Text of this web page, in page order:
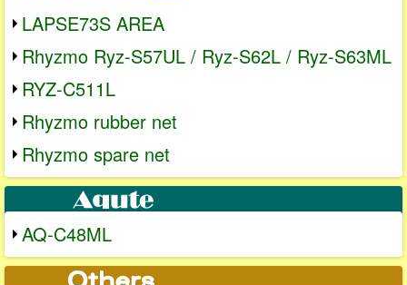
LAPSE73S AREA
Rhyzmo Ryz-S57UL / Ryz-S62L / Ryz-S63ML
RYZ-C511L
Rhyzmo rubber net
Rhyzmo spare net
AQ-C48ML